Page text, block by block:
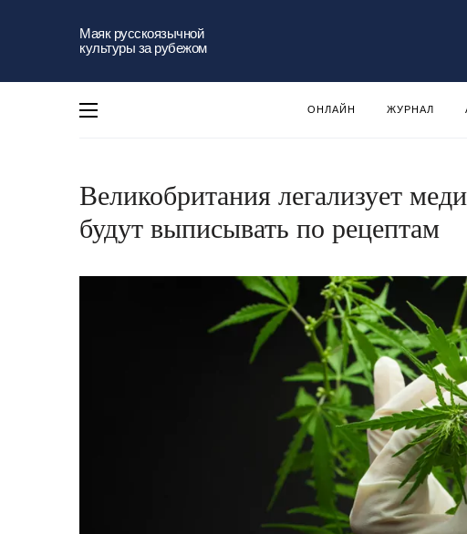
Маяк русскоязычной
культуры за рубежом
ОНЛАЙН ЖУРНАЛ
Великобритания легализует
будут выписывать по рецептам